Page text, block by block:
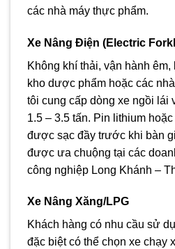
các nhà máy thực phẩm.
Xe Nâng Điện (Electric
Không khí thải, vận hành
kho dược phẩm hoặc các
tôi cung cấp dòng xe ngồi lái
1.5 – 3.5 tấn. Pin lithium
được sạc đầy trước khi bàn
được ưa chuộng tại các
công nghiệp Long Khánh –
Xe Nâng Xăng/LPG
Khách hàng có nhu cầu sử
đặc biệt có thể chọn xe chạy